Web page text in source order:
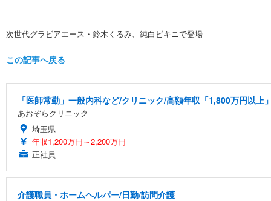
次世代グラビアエース・鈴木くるみ、純白ビキニで登場
この記事へ戻る
「医師常勤」一般内科など/クリニック/高額年収「1,800万円以上
あおぞらクリニック
埼玉県
年収1,200万円～2,200万円
正社員
介護職員・ホームヘルパー/日勤/訪問介護